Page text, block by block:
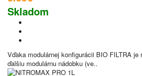
Skladom
Vďaka modulárnej konfigurácii BIO FILTRA
ďalšiu modulárnu nádobku (ve..